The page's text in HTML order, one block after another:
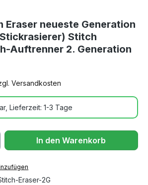
Eraser neueste Generation
Stitch
Auftrenner 2. Generation
Versandkosten
Lieferzeit: 1-3 Tage
In den Warenkorb
Eraser-2G